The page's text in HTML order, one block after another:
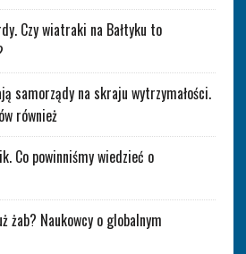
Czy wiatraki na Bałtyku to
samorządy na skraju wytrzymałości.
również
Co powinniśmy wiedzieć o
żab? Naukowcy o globalnym